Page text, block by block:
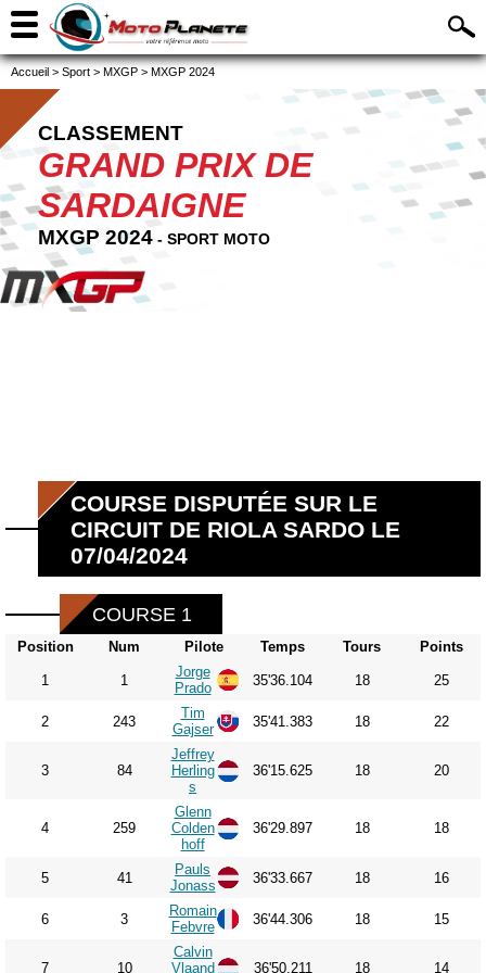
Accueil > Sport > MXGP > MXGP 2024
CLASSEMENT
GRAND PRIX DE
SARDAIGNE
MXGP 2024 - SPORT MOTO
COURSE DISPUTÉE SUR LE
CIRCUIT DE RIOLA SARDO LE
07/04/2024
COURSE 1
Position Num Pilote Temps Tours Points
1 1
Jorge
Prado
35'36.104 18 25
2 243
Tim
Gajser
35'41.383 18 22
3 84
Jeffrey
Herling
s
36'15.625 18 20
4 259
Glenn
Colden
hoff
36'29.897 18 18
5 41
Pauls
Jonass
36'33.667 18 16
6 3
Romain
Febvre
36'44.306 18 15
7 10
Calvin
Vlaand
36'50.211 18 14